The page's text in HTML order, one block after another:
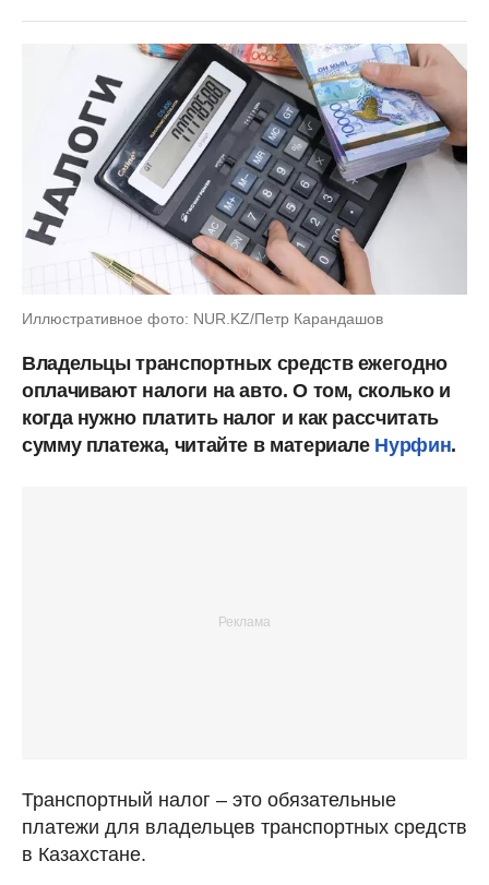
Иллюстративное фото: NUR.KZ/Петр Карандашов
Владельцы транспортных средств ежегодно
оплачивают налоги на авто. О том, сколько и
когда нужно платить налог и как рассчитать
сумму платежа, читайте в материале Нурфин.
Транспортный налог – это обязательные
платежи для владельцев транспортных средств
в Казахстане.